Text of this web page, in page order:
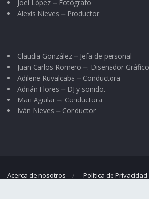
Joel López ⏤ Fotógrafo
Alexis Nieves ⏤ Productor
Claudia González ⏤ Jefa de personal
Juan Carlos Romero ⏤. Diseñador Gráfico
Adilene Ruvalcaba ⏤ Conductora
Adrián Flores ⏤ DJ y sonido.
Mari Aguilar ⏤. Conductora
Iván Nieves ⏤ Conductor
Acerca de nosotros Política de Privacidad